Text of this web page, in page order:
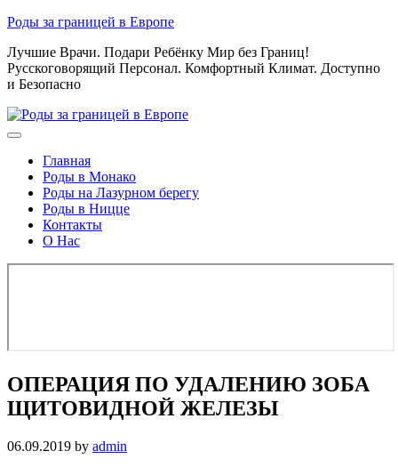
Skip
content
Роды за границей в Европе
Лучшие Врачи. Подари Ребёнку Мир без Границ!
Русскоговорящий Персонал. Комфортный Климат. Доступно
и Безопасно
Главная
Роды в Монако
Роды на Лазурном берегу
Роды в Ницце
Контакты
О Нас
ОПЕРАЦИЯ ПО УДАЛЕНИЮ ЗОБА
ЩИТОВИДНОЙ ЖЕЛЕЗЫ
06.09.2019 by admin